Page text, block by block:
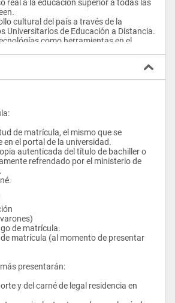
real a la educación superior a todas las
de la Educación a Distancia.
y social del país.
mayor parte del proceso de enseñanza-
autónoma a independiente, pero a la vez
el mismo por los profesores tutores
las dudas e inquietudes de los alumnos
de los diferentes medios de
asignatura, además de sus
de actividades y evaluaciones a
MOODLE como herramienta
proceso. En ella se encontrarán
a: contenidos, comunicación,
Postal, Telefonía
en el portal de la universidad.
refrendado por el ministerio de
de matrícula.
presentarán:
y del carné de legal residencia en